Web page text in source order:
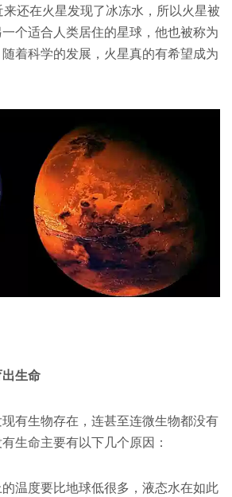
还在火星发现了冰冻水，所以火星被
个适合人类居住的星球，他也被称为
着科学的发展，火星真的有希望成为
生命
有生物存在，连甚至连微生物都没有
生命主要有以下几个原因：
温度要比地球低很多，液态水在如此